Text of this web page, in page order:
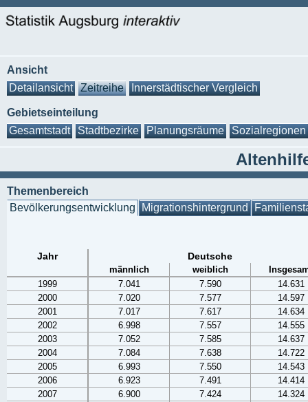
Ansicht
Detailansicht
Zeitreihe Innerstädtischer Vergleich
Gebietseinteilung
Gesamtstadt
Stadtbezirke Planungsräume Sozialregionen
Themenbereich
Bevölkerungsentwicklung Migrationshintergrund
Jahr Deutsche
männlich weiblich
1999
7.041 7.590
14.631
2000
7.020 7.577
14.597
2001
7.017 7.617
14.634
2002
6.998 7.557
14.555
2003
7.052 7.585
14.637
2004
7.084 7.638
14.722
2005
6.993 7.550
14.543
2006
6.923 7.491
14.414
2007
6.900 7.424
14.324